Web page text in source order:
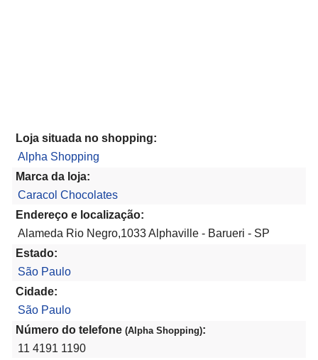
Loja situada no shopping:
Alpha Shopping
Marca da loja:
Caracol Chocolates
Endereço e localização:
Alameda Rio Negro,1033 Alphaville - Barueri - SP
Estado:
São Paulo
Cidade:
São Paulo
Número do telefone (Alpha Shopping):
11 4191 1190